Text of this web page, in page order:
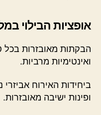
אופציות הבילוי
הבקתות מאובזרות בכל
ואינטימיות מרביות.
ביחידות האירוח
ופינות ישיבה מאובזרות.